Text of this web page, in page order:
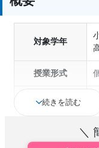
す。
対象学年
授業形式
続きを読む
＼